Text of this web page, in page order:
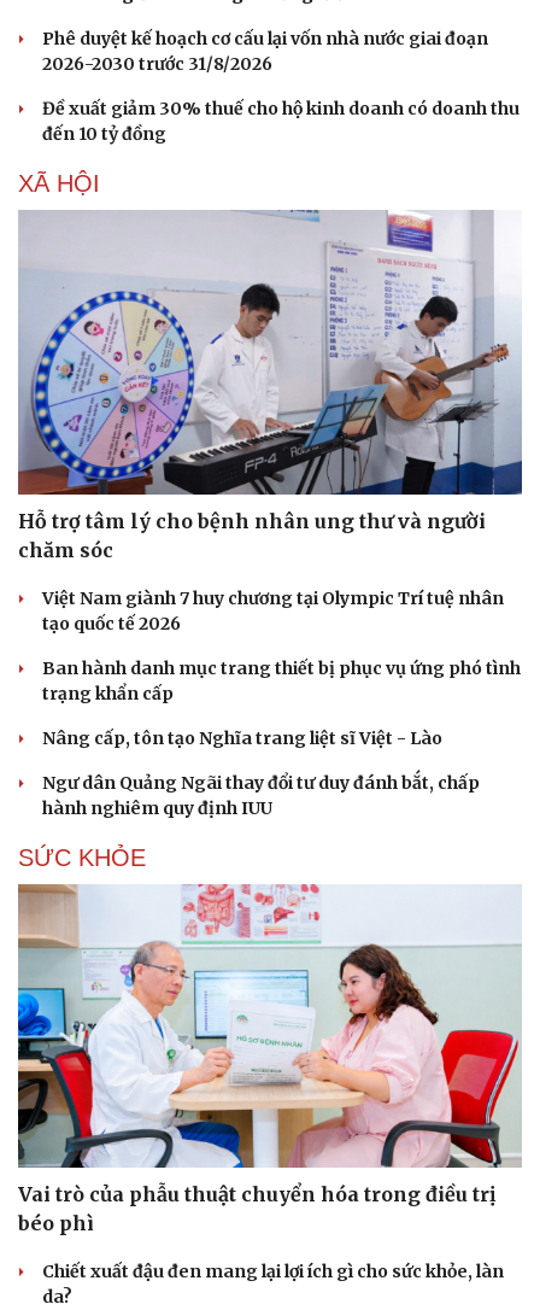
Tư vấn
Săn Tour
check-in
Podcast
Câu chuyện thời sự
Đọc truyện đêm khuya
Cửa sổ tình yêu
Kể chuyện cho bé
Hạt giống tâm hồn
Phê duyệt kế hoạch cơ cấu lại vốn nhà nước giai đoạn
2026-2030 trước 31/8/2026
Đề xuất giảm 30% thuế cho hộ kinh doanh có doanh thu
đến 10 tỷ đồng
XÃ HỘI
Hỗ trợ tâm lý cho bệnh nhân ung thư và người
chăm sóc
Việt Nam giành 7 huy chương tại Olympic Trí tuệ nhân
tạo quốc tế 2026
Ban hành danh mục trang thiết bị phục vụ ứng phó tình
trạng khẩn cấp
Nâng cấp, tôn tạo Nghĩa trang liệt sĩ Việt - Lào
Ngư dân Quảng Ngãi thay đổi tư duy đánh bắt, chấp
hành nghiêm quy định IUU
SỨC KHỎE
Vai trò của phẫu thuật chuyển hóa trong điều trị
béo phì
Chiết xuất đậu đen mang lại lợi ích gì cho sức khỏe, làn
da?